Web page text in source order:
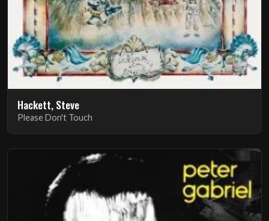
Hackett, Steve
Please Don't Touch